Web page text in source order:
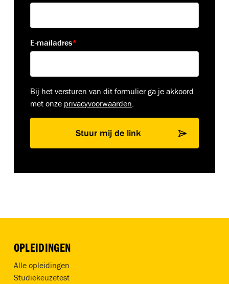
E-mailadres*
Bij het versturen van dit formulier ga je akkoord
met onze privacyvoorwaarden.
Stuur mij de link
OPLEIDINGEN
Alle opleidingen
Studiekeuzetest